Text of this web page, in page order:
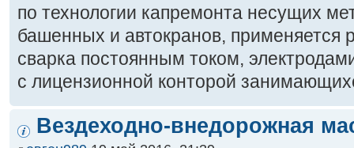
по технологии капремонта несущих
башенных и автокранов, применяется
сварка постоянным током,
с лицензионной конторой
Вездеходно-внедорожная